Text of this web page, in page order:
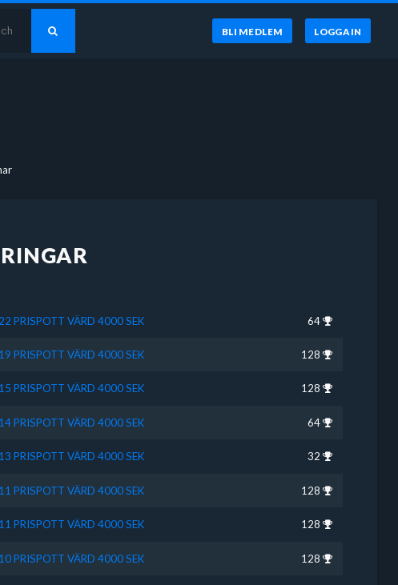
BLI MEDLEM LOGGA IN
PRISPOTT VÄRD 4000 SEK 64
PRISPOTT VÄRD 4000 SEK 128
PRISPOTT VÄRD 4000 SEK 128
PRISPOTT VÄRD 4000 SEK 64
PRISPOTT VÄRD 4000 SEK 32
PRISPOTT VÄRD 4000 SEK 128
PRISPOTT VÄRD 4000 SEK 128
PRISPOTT VÄRD 4000 SEK 128